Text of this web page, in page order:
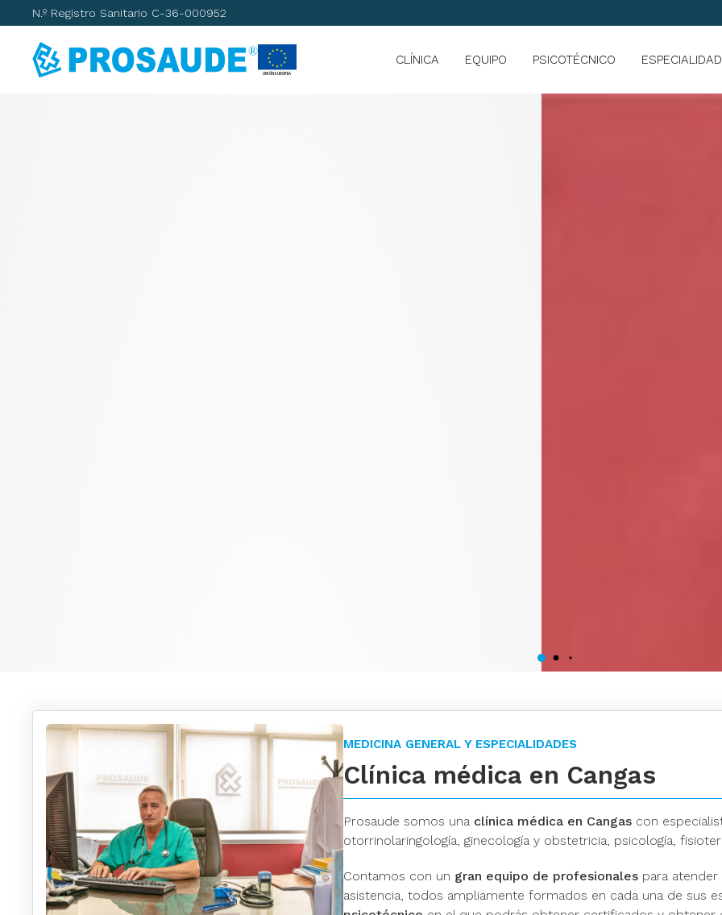
N.º Registro Sanitario C-36-000952
CLÍNICA EQUIPO PSICOTÉCNICO
MEDICINA GENERAL Y ESPECIALIDADES
Clínica médica en Cangas
Prosaude somos una clínica médica en Cangas con
otorrinolaringología, ginecología y obstetricia, psicología,
Contamos con un gran equipo de profesionales para
asistencia, todos ampliamente formados en cada una de sus